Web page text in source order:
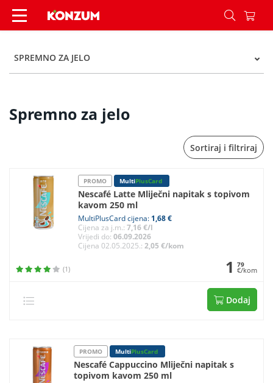
Spremno za jelo - Kategorije - Konzum
SPREMNO ZA JELO
Spremno za jelo
Sortiraj i filtriraj
PROMO MultiPlusCard
Nescafé Latte Mliječni napitak s topivom
kavom 250 ml
MultiPlusCard cijena: 1,68 €
Cijena za j.m.: 7,16 €/l
Vrijedi do: 06.09.2026
Cijena 02.05.2025.: 2,05 €/kom
(1) 1 79
€/kom
Dodaj
PROMO MultiPlusCard
Nescafé Cappuccino Mliječni napitak s
topivom kavom 250 ml